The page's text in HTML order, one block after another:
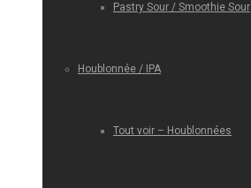
Pastry Sour / Smoothie Sour
Houblonnée / IPA
Tout voir – Houblonnées